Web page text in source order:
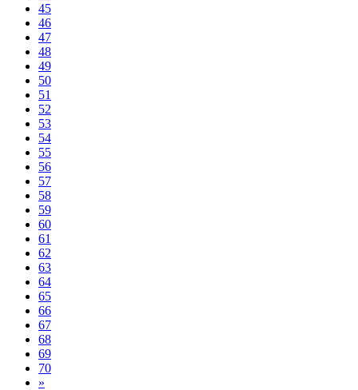
45
46
47
48
49
50
51
52
53
54
55
56
57
58
59
60
61
62
63
64
65
66
67
68
69
70
»